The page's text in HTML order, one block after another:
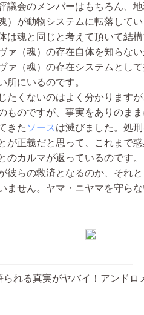
議会のメンバーはもちろん、
）が動物システムに転落してい
魂と同じと考えて頂いて結
ァ（魂）の存在自体を知らな
ァ（魂）の存在システムとし
所にいるのです。
くないのはよく分かりますが
ものですが、事実をありのま
きた ソース は滅びました。処
が正義だと思って、これまで
のカルマが返っているのです。
彼らの救済となるのか、それ
ません。ヤマ・ニヤマを守ら
られる真実がヤバイ！アンド